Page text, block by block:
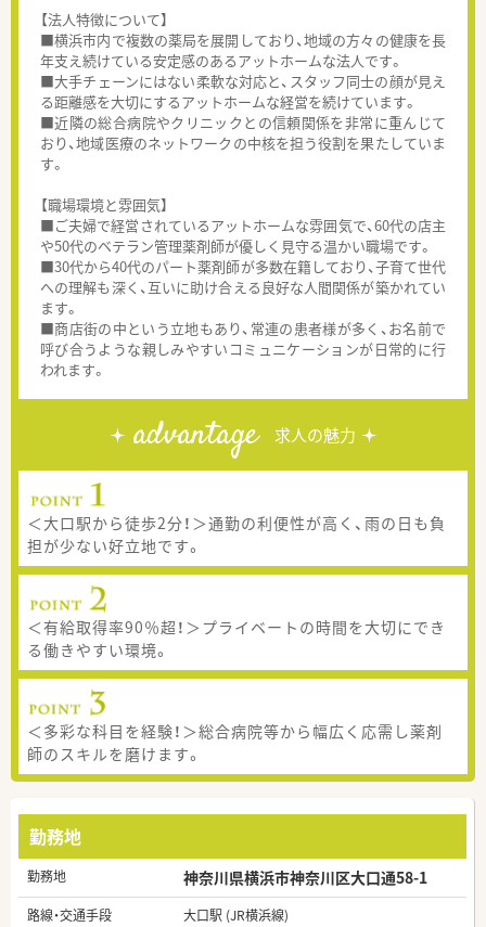
【法人特徴について】
■横浜市内で複数の薬局を展開しており、地域の方々の健康を長
年支え続けている安定感のあるアットホームな法人です。
■大手チェーンにはない柔軟な対応と、スタッフ同士の顔が見え
る距離感を大切にするアットホームな経営を続けています。
■近隣の総合病院やクリニックとの信頼関係を非常に重んじて
おり、地域医療のネットワークの中核を担う役割を果たしていま
す。
【職場環境と雰囲気】
■ご夫婦で経営されているアットホームな雰囲気で、60代の店主
や50代のベテラン管理薬剤師が優しく見守る温かい職場です。
■30代から40代のパート薬剤師が多数在籍しており、子育て世代
への理解も深く、互いに助け合える良好な人間関係が築かれてい
ます。
■商店街の中という立地もあり、常連の患者様が多く、お名前で
呼び合うような親しみやすいコミュニケーションが日常的に行
われます。
advantage 求人の魅力
＜大口駅から徒歩2分！＞通勤の利便性が高く、雨の日も負
担が少ない好立地です。
＜有給取得率90％超！＞プライベートの時間を大切にでき
る働きやすい環境。
＜多彩な科目を経験！＞総合病院等から幅広く応需し薬剤
師のスキルを磨けます。
勤務地
勤務地 神奈川県横浜市神奈川区大口通58-1
路線・交通手段
大口駅 (JR横浜線)